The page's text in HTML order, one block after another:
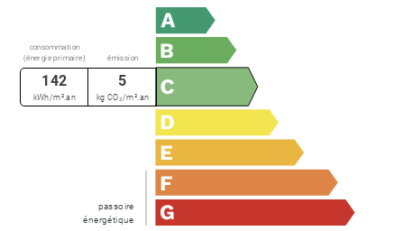
passoire
énergétique
consommation
(énergie primaire)
émission
142
kWh/m².an
5
kg CO₂/m².an